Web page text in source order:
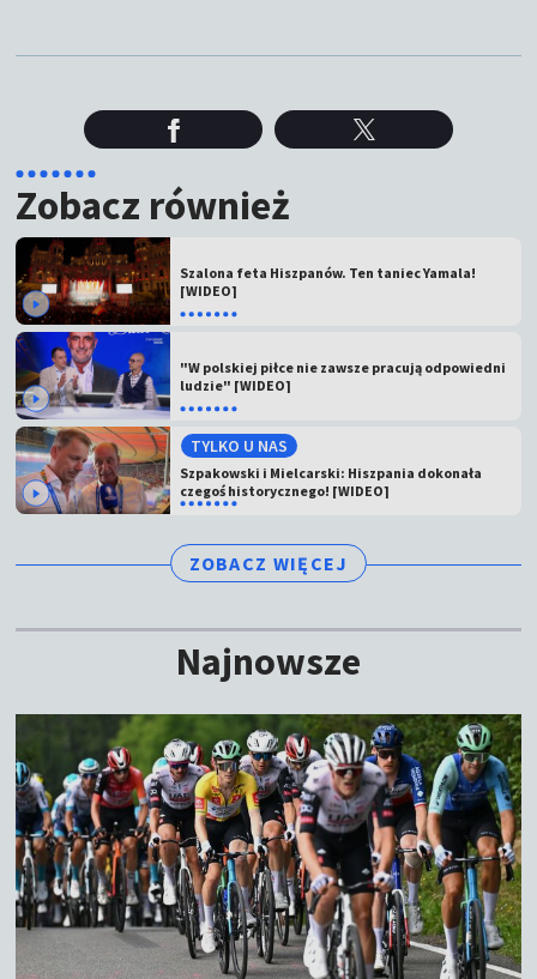
Zobacz również
Szalona feta Hiszpanów. Ten taniec Yamala!
[WIDEO]
"W polskiej piłce nie zawsze pracują odpowiedni
ludzie" [WIDEO]
TYLKO U NAS
Szpakowski i Mielcarski: Hiszpania dokonała
czegoś historycznego! [WIDEO]
ZOBACZ WIĘCEJ
Najnowsze